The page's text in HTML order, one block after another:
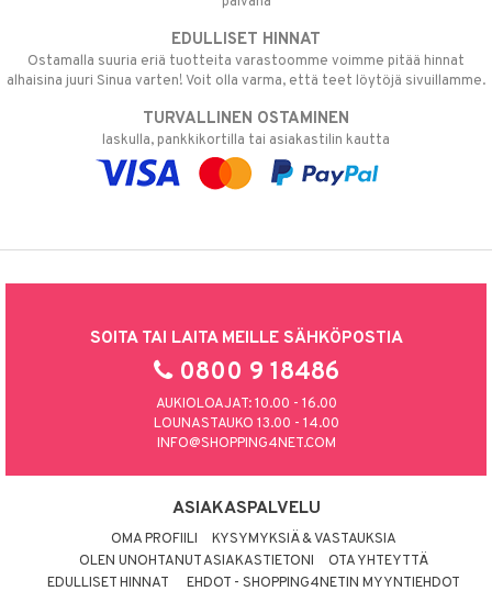
EDULLISET HINNAT
Ostamalla suuria eriä tuotteita varastoomme voimme pitää hinnat
alhaisina juuri Sinua varten! Voit olla varma, että teet löytöjä sivuillamme.
TURVALLINEN OSTAMINEN
laskulla, pankkikortilla tai asiakastilin kautta
SOITA TAI LAITA MEILLE SÄHKÖPOSTIA
0800 9 18486
AUKIOLOAJAT: 10.00 - 16.00
LOUNASTAUKO 13.00 - 14.00
INFO@SHOPPING4NET.COM
ASIAKASPALVELU
OMA PROFIILI
KYSYMYKSIÄ & VASTAUKSIA
OLEN UNOHTANUT ASIAKASTIETONI
OTA YHTEYTTÄ
EDULLISET HINNAT
EHDOT - SHOPPING4NETIN MYYNTIEHDOT